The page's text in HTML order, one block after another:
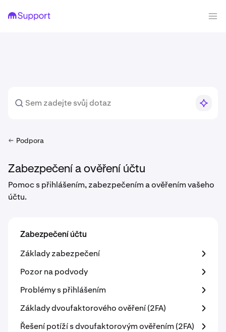
Podpora
Zabezpečení a ověření účtu
Pomoc s přihlášením, zabezpečením a ověřením vašeho
účtu.
Zabezpečení účtu
Základy zabezpečení
Pozor na podvody
Problémy s přihlášením
Základy dvoufaktorového ověření (2FA)
Řešení potíží s dvoufaktorovým ověřením (2FA)